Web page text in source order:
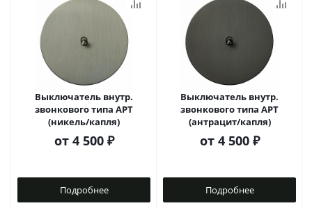
Выключатель внутр.
звонкового типа АРТ
(никель/капля)
от 4 500 ₽
Подробнее
Выключатель внутр.
звонкового типа АРТ
(антрацит/капля)
от 4 500 ₽
Подробнее